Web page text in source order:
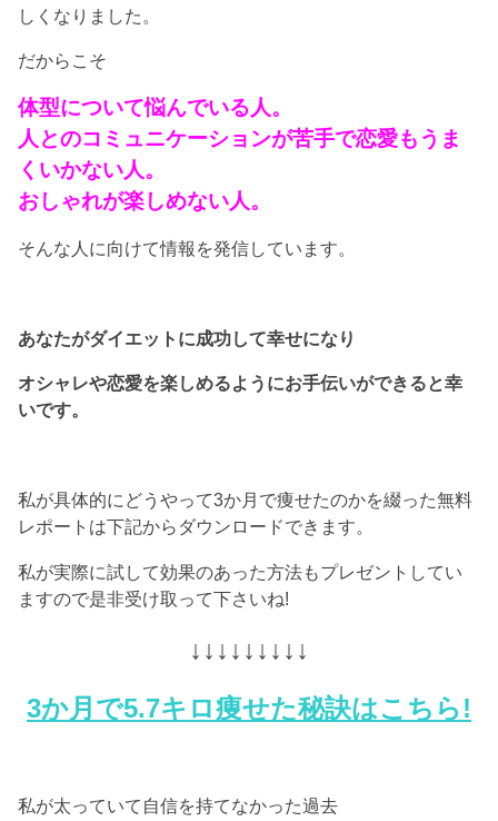
しくなりました。
だからこそ
体型について悩んでいる人。
人とのコミュニケーションが苦手で恋愛もうま
くいかない人。
おしゃれが楽しめない人。
そんな人に向けて情報を発信しています。
あなたがダイエットに成功して幸せになり
オシャレや恋愛を楽しめるようにお手伝いができると幸
いです。
私が具体的にどうやって3か月で痩せたのかを綴った無料
レポートは下記からダウンロードできます。
私が実際に試して効果のあった方法もプレゼントしてい
ますので是非受け取って下さいね!
↓↓↓↓↓↓↓↓↓
3か月で5.7キロ痩せた秘訣はこちら!
私が太っていて自信を持てなかった過去